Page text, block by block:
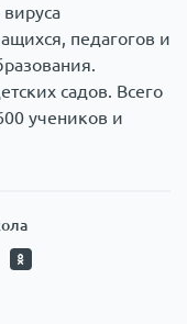
педагогов и
садов. Всего
учеников и